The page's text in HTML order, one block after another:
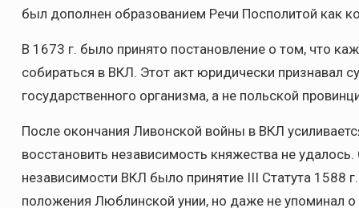
был дополнен образованием Речи Посполитой как
В 1673 г. было принято постановление о том, что
собираться в ВКЛ. Этот акт юридически признавал
государственного организма, а не польской
После окончания Ливонской войны в ВКЛ
восстановить независимость княжества не
независимости ВКЛ было принятие III Статута 1588
положения Люблинской унии, но даже не упоминал